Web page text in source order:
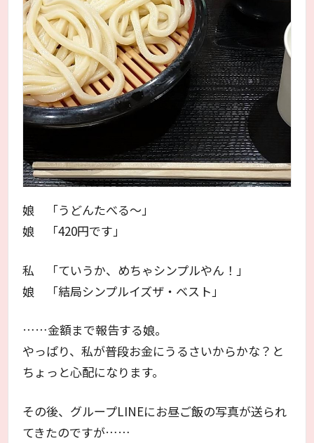
娘 「うどんたべる～」
娘 「420円です」
私 「ていうか、めちゃシンプルやん！」
娘 「結局シンプルイズザ・ベスト」
……金額まで報告する娘。
やっぱり、私が普段お金にうるさいからかな？と
ちょっと心配になります。
その後、グループLINEにお昼ご飯の写真が送られ
てきたのですが……